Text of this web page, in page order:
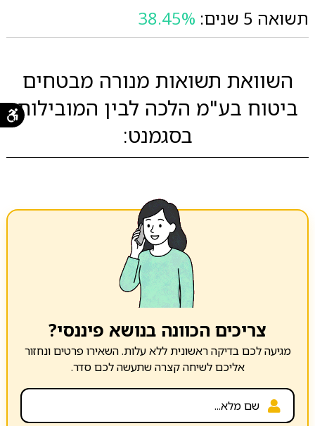
תשואה 5 שנים:
38.45%
השוואת תשואות מנורה מבטחים
ביטוח בע"מ הלכה לבין המובילות
בסגמנט:
צריכים הכוונה בנושא פיננסי?
מגיעה לכם בדיקה ראשונית ללא עלות. השאירו פרטים ונחזור
אליכם לשיחה קצרה שתעשה לכם סדר.